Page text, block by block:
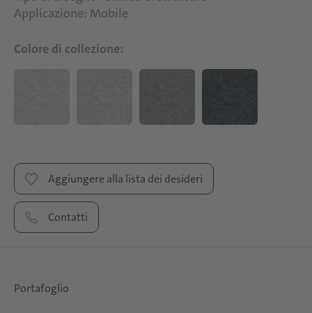
Applicazione: Mobile
Colore di collezione:
Aggiungere alla lista dei desideri
Contatti
Portafoglio